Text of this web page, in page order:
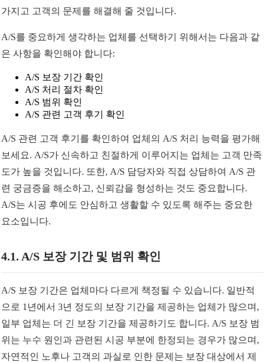
가지고 고객의 문제를 해결해 줄 것입니다.
A/S를 중요하게 생각하는 업체를 선택하기 위해서는 다음과 같
은 사항을 확인해야 합니다:
A/S 보장 기간 확인
A/S 처리 절차 확인
A/S 범위 확인
A/S 관련 고객 후기 확인
A/S 관련 고객 후기를 확인하여 업체의 A/S 처리 능력을 평가해
보세요. A/S가 신속하고 친절하게 이루어지는 업체는 고객 만족
도가 높을 것입니다. 또한, A/S 담당자와 직접 상담하여 A/S 관
련 궁금증을 해소하고, 신뢰감을 형성하는 것도 중요합니다.
A/S는 시공 후에도 안심하고 생활할 수 있도록 해주는 중요한
요소입니다.
4.1. A/S 보장 기간 및 범위 확인
A/S 보장 기간은 업체마다 다르게 책정될 수 있습니다. 일반적
으로 1년에서 3년 정도의 보장 기간을 제공하는 업체가 많으며,
일부 업체는 더 긴 보장 기간을 제공하기도 합니다. A/S 보장 범
위는 누수 원인과 관련된 시공 부분에 한정되는 경우가 많으며,
자연적인 노후나 고객의 과실로 인한 문제는 보장 대상에서 제